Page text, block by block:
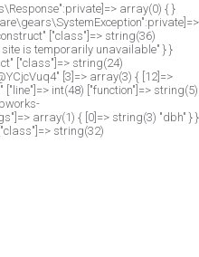
array(0) { }
["class"]=> string(36)
is temporarily unavailable" } }
["class"]=> string(24)
[3]=> array(3) { [12]=>
int(48) ["function"]=> string(5)
array(1) { [0]=> string(3) "dbh" } }
string(32)